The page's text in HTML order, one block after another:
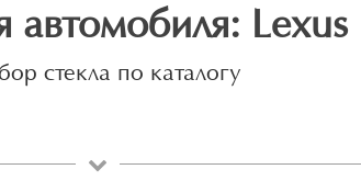
автомобиля: Lexus
стекла по каталогу